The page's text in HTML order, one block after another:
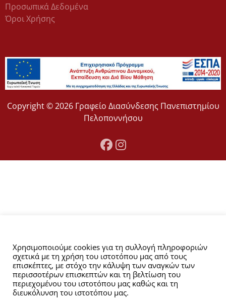
Προσωπικά Δεδομένα
Όροι Χρήσης
Copyright © 2026 Γραφείο Διασύνδεσης Πανεπιστημίου
Πελοποννήσου
Χρησιμοποιούμε cookies για τη συλλογή πληροφοριών
σχετικά με τη χρήση του ιστοτόπου μας από τους
επισκέπτες, με στόχο την κάλυψη των αναγκών των
περισσοτέρων επισκεπτών και τη βελτίωση του
περιεχομένου του ιστοτόπου μας καθώς και τη
διευκόλυνση του ιστοτόπου μας.